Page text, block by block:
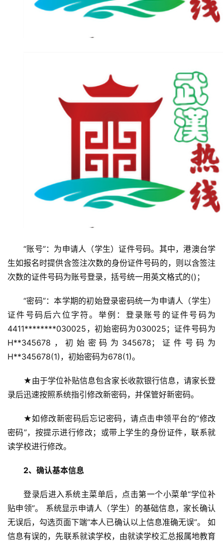
“账号”：为申请人（学生）证件号码。其中，港澳台学
生如报名时提供含签注次数的身份证件号码的，则以含签注
次数的证件号码为账号登录，括号统一用英文格式的()；
“密码”：本学期的初始登录密码统一为申请人（学生）
证件号码后六位字符。举例：登录账号的证件号码为
4411********030025，初始密码为030025；证件号码为
H**345678，初始密码为345678；证件号码为
H**345678(1)，初始密码为678(1)。
★由于学位补贴信息包含家长收款银行信息，请家长登
录后迅速按照系统指引修改新密码，并保管好新密码。
★如修改新密码后忘记密码，请点击申领平台的“修改
密码”，按提示进行修改；或带上学生的身份证件，联系就
读学校进行修改。
2、确认基本信息
登录后进入系统主菜单后，点击第一个小菜单“学位补
贴申领”。 系统显示申请人（学生）的基础信息，家长确认
无误后，勾选页面下端“本人已确认以上信息准确无误”。 如
信息有误的，先联系就读学校，由就读学校汇总报属地教育